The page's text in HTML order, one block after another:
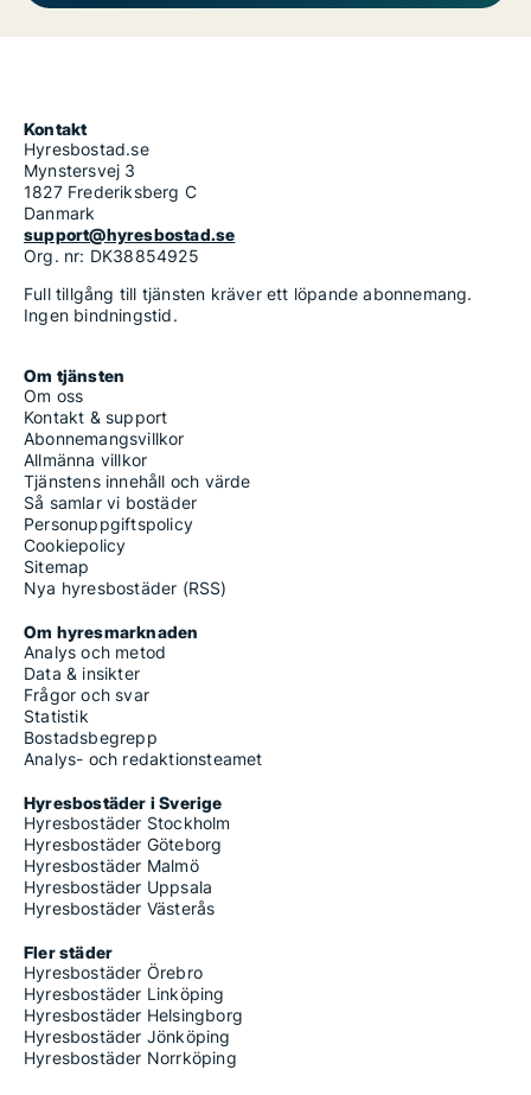
Kontakt
Hyresbostad.se
Mynstersvej 3
1827 Frederiksberg C
Danmark
support@hyresbostad.se
Org. nr: DK38854925
Full tillgång till tjänsten kräver ett löpande abonnemang.
Ingen bindningstid.
Om tjänsten
Om oss
Kontakt & support
Abonnemangsvillkor
Allmänna villkor
Tjänstens innehåll och värde
Så samlar vi bostäder
Personuppgiftspolicy
Cookiepolicy
Sitemap
Nya hyresbostäder (RSS)
Om hyresmarknaden
Analys och metod
Data & insikter
Frågor och svar
Statistik
Bostadsbegrepp
Analys- och redaktionsteamet
Hyresbostäder i Sverige
Hyresbostäder Stockholm
Hyresbostäder Göteborg
Hyresbostäder Malmö
Hyresbostäder Uppsala
Hyresbostäder Västerås
Fler städer
Hyresbostäder Örebro
Hyresbostäder Linköping
Hyresbostäder Helsingborg
Hyresbostäder Jönköping
Hyresbostäder Norrköping